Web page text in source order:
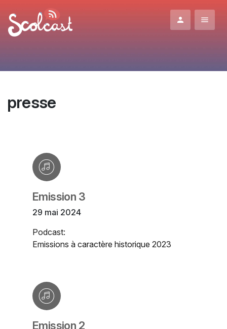
presse
Emission 3
29 mai 2024
Podcast:
Emissions à caractère historique 2023
Emission 2